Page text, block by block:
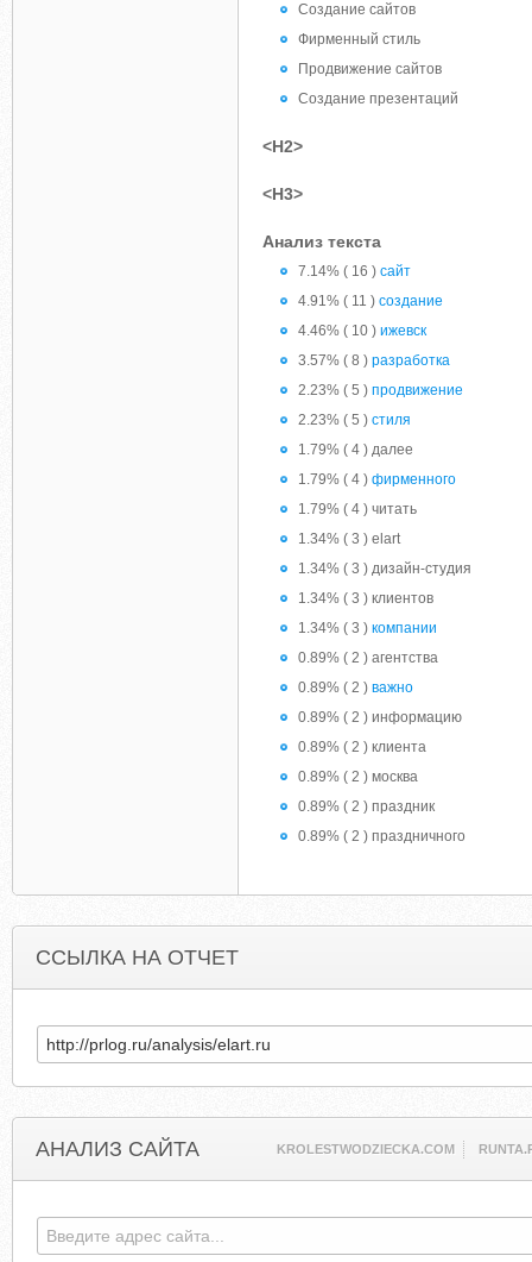
Создание сайтов
Фирменный стиль
Продвижение сайтов
Создание презентаций
<H2>
<H3>
Анализ текста
7.14% ( 16 ) сайт
4.91% ( 11 ) создание
4.46% ( 10 ) ижевск
3.57% ( 8 ) разработка
2.23% ( 5 ) продвижение
2.23% ( 5 ) стиля
1.79% ( 4 ) далее
1.79% ( 4 ) фирменного
1.79% ( 4 ) читать
1.34% ( 3 ) elart
1.34% ( 3 ) дизайн-студия
1.34% ( 3 ) клиентов
1.34% ( 3 ) компании
0.89% ( 2 ) агентства
0.89% ( 2 ) важно
0.89% ( 2 ) информацию
0.89% ( 2 ) клиента
0.89% ( 2 ) москва
0.89% ( 2 ) праздник
0.89% ( 2 ) праздничного
ССЫЛКА НА ОТЧЕТ
АНАЛИЗ САЙТА KROLESTWODZIECKA.COM